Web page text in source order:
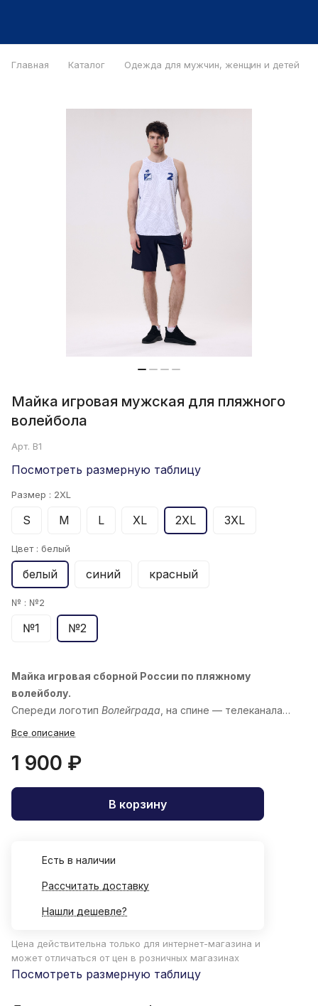
Главная Каталог Одежда для мужчин, женщин и детей
Майка игровая мужская для пляжного
волейбола
Арт. B1
Посмотреть размерную таблицу
Размер : 2XL
S M L XL 2XL 3XL
Цвет : белый
белый синий красный
№ : №2
№1 №2
Майка игровая сборной России по пляжному
волейболу.
Спереди логотип Волейграда, на спине — телеканала
«
Все описание
1 900 ₽
В корзину
Есть в наличии
Рассчитать доставку
Нашли дешевле?
Цена действительна только для интернет-магазина и
может отличаться от цен в розничных магазинах
Посмотреть размерную таблицу